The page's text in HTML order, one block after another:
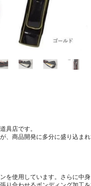
具店です。
、商品開発に多分に盛り込まれ
を使用しています。さらに中